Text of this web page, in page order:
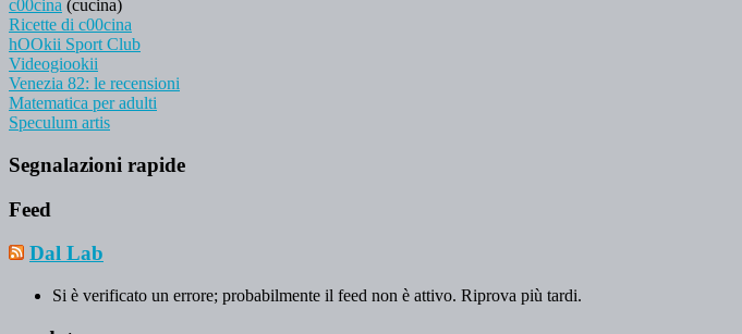
c00cina (cucina)
Ricette di c00cina
hOOkii Sport Club
Videogiookii
Venezia 82: le recensioni
Matematica per adulti
Speculum artis
Segnalazioni rapide
Feed
Dal Lab
Si è verificato un errore; probabilmente il feed non è attivo. Riprova più tardi.